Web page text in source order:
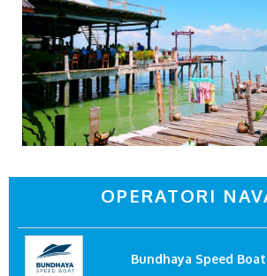
OPERATORI
Bundhaya Speed Boat